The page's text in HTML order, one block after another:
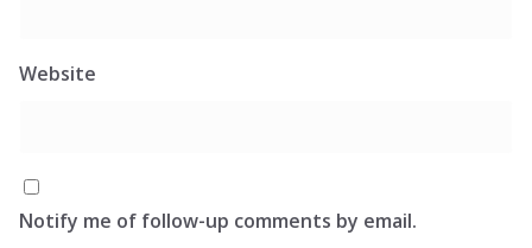
Website
Notify me of follow-up comments by email.